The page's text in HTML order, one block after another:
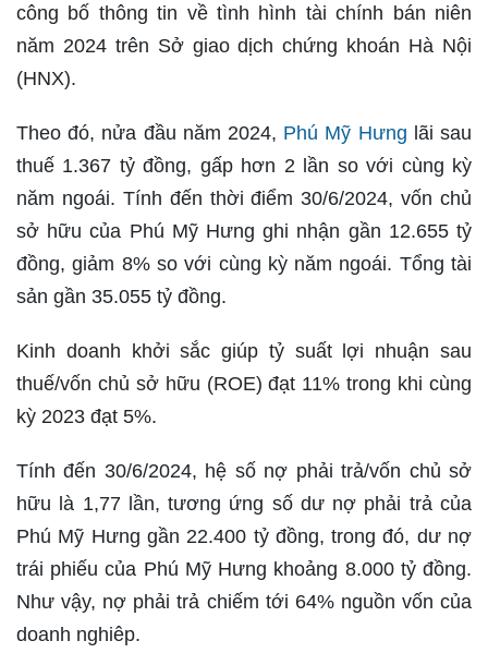
công bố thông tin về tình hình tài chính bán niên
năm 2024 trên Sở giao dịch chứng khoán Hà Nội
(HNX).
Theo đó, nửa đầu năm 2024, Phú Mỹ Hưng lãi sau
thuế 1.367 tỷ đồng, gấp hơn 2 lần so với cùng kỳ
năm ngoái. Tính đến thời điểm 30/6/2024, vốn chủ
sở hữu của Phú Mỹ Hưng ghi nhận gần 12.655 tỷ
đồng, giảm 8% so với cùng kỳ năm ngoái. Tổng tài
sản gần 35.055 tỷ đồng.
Kinh doanh khởi sắc giúp tỷ suất lợi nhuận sau
thuế/vốn chủ sở hữu (ROE) đạt 11% trong khi cùng
kỳ 2023 đạt 5%.
Tính đến 30/6/2024, hệ số nợ phải trả/vốn chủ sở
hữu là 1,77 lần, tương ứng số dư nợ phải trả của
Phú Mỹ Hưng gần 22.400 tỷ đồng, trong đó, dư nợ
trái phiếu của Phú Mỹ Hưng khoảng 8.000 tỷ đồng.
Như vậy, nợ phải trả chiếm tới 64% nguồn vốn của
doanh nghiêp.